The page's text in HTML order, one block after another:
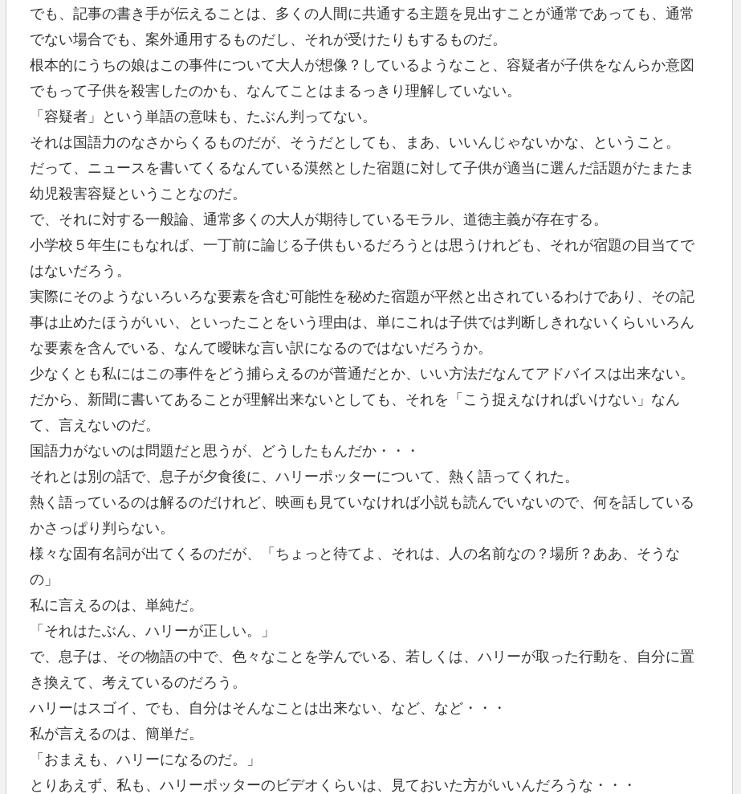
でも、記事の書き手が伝えることは、多くの人間に共通する主題を見出すことが通常であっても、通常
でない場合でも、案外通用するものだし、それが受けたりもするものだ。
根本的にうちの娘はこの事件について大人が想像？しているようなこと、容疑者が子供をなんらか意図
でもって子供を殺害したのかも、なんてことはまるっきり理解していない。
「容疑者」という単語の意味も、たぶん判ってない。
それは国語力のなさからくるものだが、そうだとしても、まあ、いいんじゃないかな、ということ。
だって、ニュースを書いてくるなんている漠然とした宿題に対して子供が適当に選んだ話題がたまたま
幼児殺害容疑ということなのだ。
で、それに対する一般論、通常多くの大人が期待しているモラル、道徳主義が存在する。
小学校５年生にもなれば、一丁前に論じる子供もいるだろうとは思うけれども、それが宿題の目当てで
はないだろう。
実際にそのようないろいろな要素を含む可能性を秘めた宿題が平然と出されているわけであり、その記
事は止めたほうがいい、といったことをいう理由は、単にこれは子供では判断しきれないくらいいろん
な要素を含んでいる、なんて曖昧な言い訳になるのではないだろうか。
少なくとも私にはこの事件をどう捕らえるのが普通だとか、いい方法だなんてアドバイスは出来ない。
だから、新聞に書いてあることが理解出来ないとしても、それを「こう捉えなければいけない」なん
て、言えないのだ。
国語力がないのは問題だと思うが、どうしたもんだか・・・
それとは別の話で、息子が夕食後に、ハリーポッターについて、熱く語ってくれた。
熱く語っているのは解るのだけれど、映画も見ていなければ小説も読んでいないので、何を話している
かさっぱり判らない。
様々な固有名詞が出てくるのだが、「ちょっと待てよ、それは、人の名前なの？場所？ああ、そうな
の」
私に言えるのは、単純だ。
「それはたぶん、ハリーが正しい。」
で、息子は、その物語の中で、色々なことを学んでいる、若しくは、ハリーが取った行動を、自分に置
き換えて、考えているのだろう。
ハリーはスゴイ、でも、自分はそんなことは出来ない、など、など・・・
私が言えるのは、簡単だ。
「おまえも、ハリーになるのだ。」
とりあえず、私も、ハリーポッターのビデオくらいは、見ておいた方がいいんだろうな・・・